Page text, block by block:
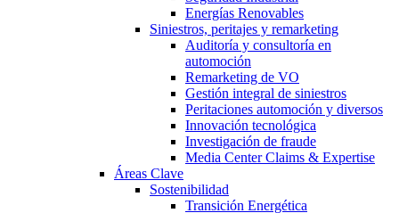
Energías Renovables
Siniestros, peritajes y remarketing
Auditoría y consultoría en
automoción
Remarketing de VO
Gestión integral de siniestros
Peritaciones automoción y diversos
Innovación tecnológica
Investigación de fraude
Media Center Claims & Expertise
Áreas Clave
Sostenibilidad
Transición Energética